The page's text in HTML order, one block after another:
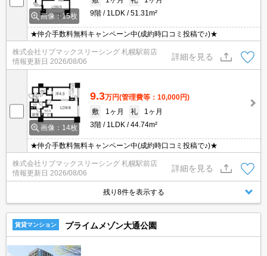
画像：15枚
9階
1LDK 51.31m²
★仲介手数料無料キャンペーン中(成約時口コミ投稿で♪)★
株式会社リブマックスリーシング 札幌駅前店
情報更新日 2026/08/06
詳細を見る
画像：14枚
9.3万円(管理費等：10,000円)
敷
1ヶ月 礼
1ヶ月
3階
1LDK 44.74m²
★仲介手数料無料キャンペーン中(成約時口コミ投稿で♪)★
株式会社リブマックスリーシング 札幌駅前店
情報更新日 2026/08/06
詳細を見る
残り8件を表示する
賃貸マンション プライムメゾン大通公園